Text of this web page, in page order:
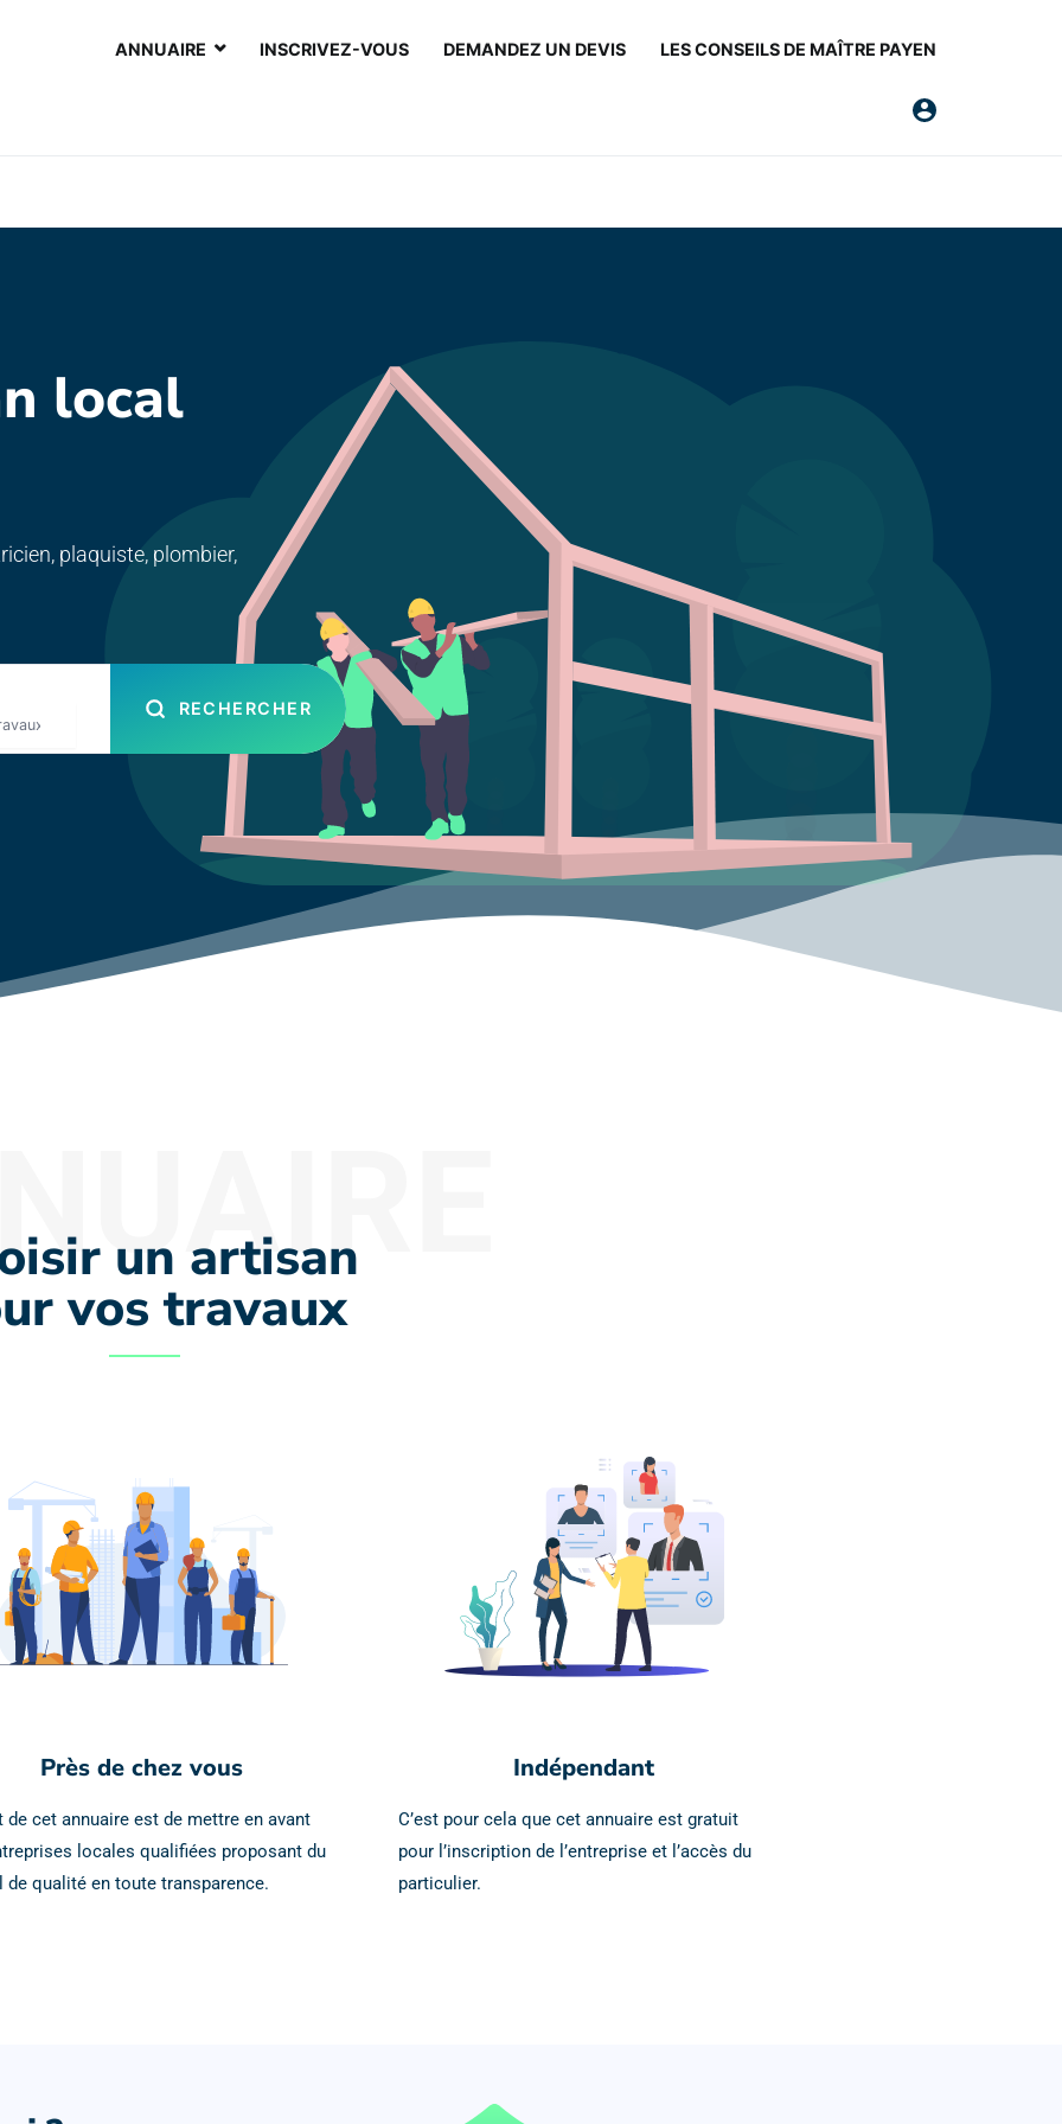
ANNUAIRE INSCRIVEZ-VOUS DEMANDEZ UN DEVIS LES CONSEILS DE MAÎTRE PAYEN
local
plaquiste, plombier,
RECHERCHER
un artisan
vos travaux
Près de chez vous
de cet annuaire est de mettre en avant
locales qualifiées proposant du
de qualité en toute transparence.
Indépendant
C’est pour cela que cet annuaire est gratuit
pour l’inscription de l’entreprise et l’accès du
particulier.